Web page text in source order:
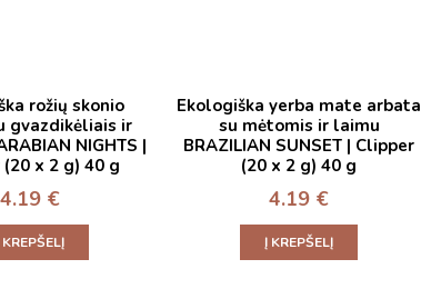
rožių skonio
gvazdikėliais ir
NIGHTS |
x 2 g) 40 g
4.19 €
KREPŠELĮ
Ekologiška yerba mate arbata
su mėtomis ir laimu
BRAZILIAN SUNSET | Clipper
(20 x 2 g) 40 g
4.19 €
Į KREPŠELĮ